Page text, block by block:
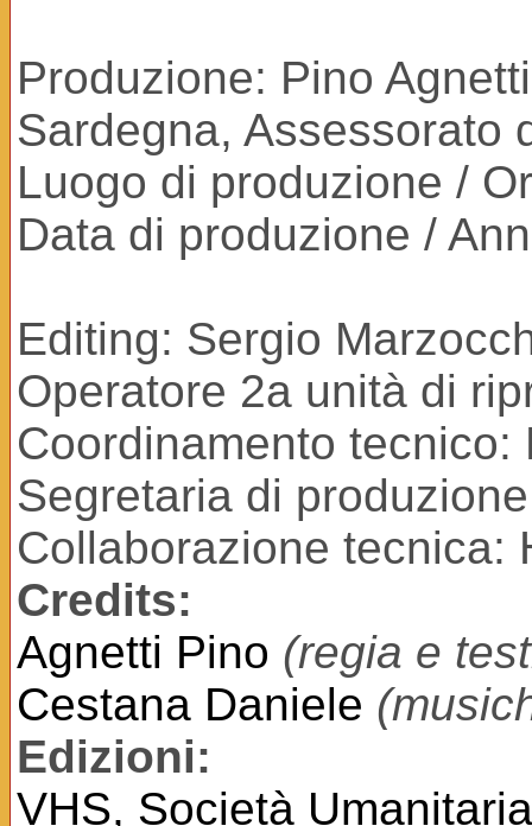
Produzione: Pino
Sardegna, Assessorato
Luogo di produzione /
Data di produzione /
Editing: Sergio
Operatore 2a unità di
Coordinamento tecnico:
Segretaria di
Collaborazione tecnica:
Credits:
Agnetti Pino (regia e
Cestana Daniele
Edizioni:
VHS, Società